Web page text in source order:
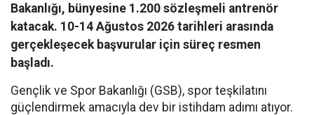
Bakanlığı, bünyesine 1.200 sözleşmeli antrenör
katacak. 10-14 Ağustos 2026 tarihleri arasında
gerçekleşecek başvurular için süreç resmen
başladı.
Gençlik ve Spor Bakanlığı (GSB), spor teşkilatını
güçlendirmek amacıyla dev bir istihdam adımı atıyor.